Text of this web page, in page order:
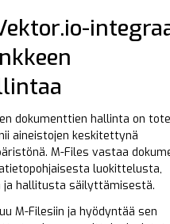
dokumenttien hallinta on
aineistojen keskitettynä
M-Files vastaa
luokittelusta,
hallitusta säilyttämisestä.
M-Filesiin ja hyödyntää sen